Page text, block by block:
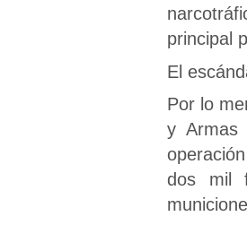
principal
El
Por lo
y Armas
dos mil